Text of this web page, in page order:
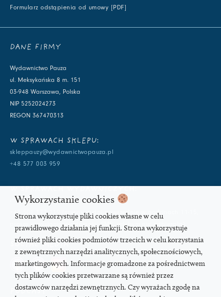
Formularz odstąpienia od umowy [PDF]
DANE FIRMY
Wydawnictwo Pauza
ul. Meksykańska 8 m. 151
03-948 Warszawa, Polska
NIP 5252024273
REGON 367470313
W SPRAWACH SKLEPU:
skleppauzy@wydawnictwopauza.pl
+48 577 003 959
info@wydawnictwopauza.pl
+48 501 177 119 (czynny w dni powszednie w godzinach 11-15,
proszę o wysłanie wiadomości SMS, gdybym nie odbierała)
SOCIAL MEDIA
PODCAST
Wykorzystanie cookies
Strona wykorzystuje pliki cookies własne w celu
prawidłowego działania jej funkcji. Strona wykorzystuje
również pliki cookies podmiotów trzecich w celu korzystania
z zewnętrznych narzędzi analitycznych, społecznościowych,
marketingowych. Informacje gromadzone za pośrednictwem
tych plików cookies przetwarzane są również przez
dostawców narzędzi zewnętrznych. Czy wyrażach zgodę na